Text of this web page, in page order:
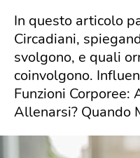
In questo articolo
Circadiani,
svolgono, e quali
coinvolgono.
Funzioni Corporee:
Allenarsi? Quando